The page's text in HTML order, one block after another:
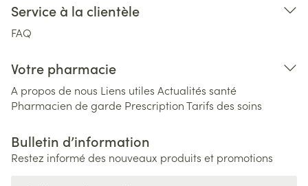
Service à la clientèle
FAQ
Votre pharmacie
A propos de nous Liens utiles Actualités santé
Pharmacien de garde PrescriptionTarifs des soins
Bulletin d’information
Restez informé des nouveaux produits et promotions